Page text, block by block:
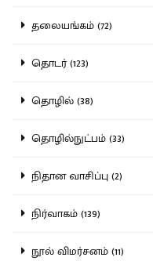
தலையங்கம் (72)
தொடர் (123)
தொழில் (38)
தொழில்நுட்பம் (33)
நிதான வாசிப்பு (2)
நிர்வாகம் (139)
நூல் விமர்சனம் (11)